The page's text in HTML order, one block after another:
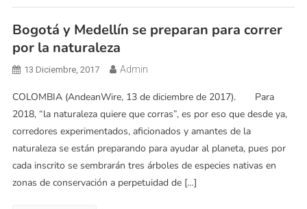
Bogotá y Medellín se preparan para correr
por la naturaleza
13 Diciembre, 2017 Admin
COLOMBIA (AndeanWire, 13 de diciembre de 2017). Para
2018, “la naturaleza quiere que corras”, es por eso que desde ya,
corredores experimentados, aficionados y amantes de la
naturaleza se están preparando para ayudar al planeta, pues por
cada inscrito se sembrarán tres árboles de especies nativas en
zonas de conservación a perpetuidad de […]